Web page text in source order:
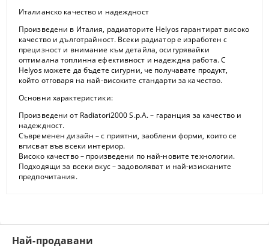
Италианско качество и надеждност
Произведени в Италия, радиаторите Helyos гарантират високо
качество и дълготрайност. Всеки радиатор е изработен с
прецизност и внимание към детайла, осигурявайки
оптимална топлинна ефективност и надеждна работа. С
Helyos можете да бъдете сигурни, че получавате продукт,
който отговаря на най-високите стандарти за качество.
Основни характеристики:
Произведени от Radiatori2000 S.p.A.– гаранция за качество и
надеждност.
Съвременен дизайн – с приятни, заоблени форми, които се
вписват във всеки интериор.
Високо качество– произведени по най-новите технологии.
Подходящи за всеки вкус– задоволяват и най-изисканите
предпочитания.
Най-продавани